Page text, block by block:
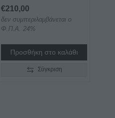
€210,00
δεν συμπεριλαμβάνεται ο
Φ.Π.Α. 24%
Προσθήκη στο καλάθι
Σύγκριση